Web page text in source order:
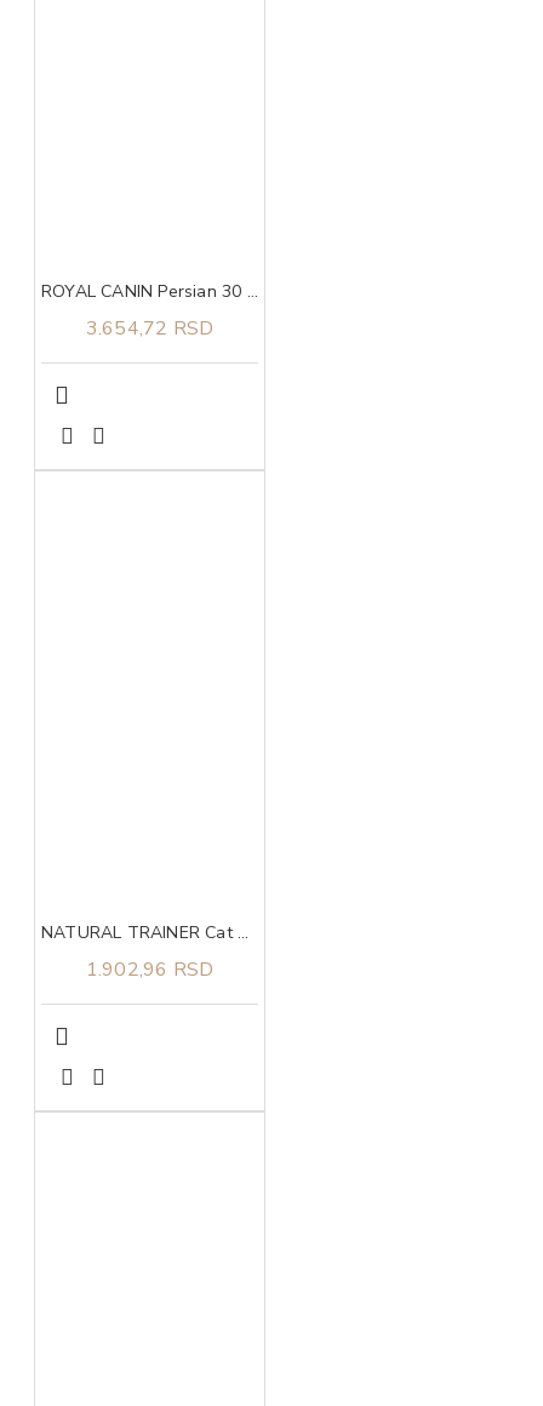
ROYAL CANIN Persian 30 2kg
3.654,72 RSD
NATURAL TRAINER Cat piletina za odrasle mačke 1.5kg
1.902,96 RSD